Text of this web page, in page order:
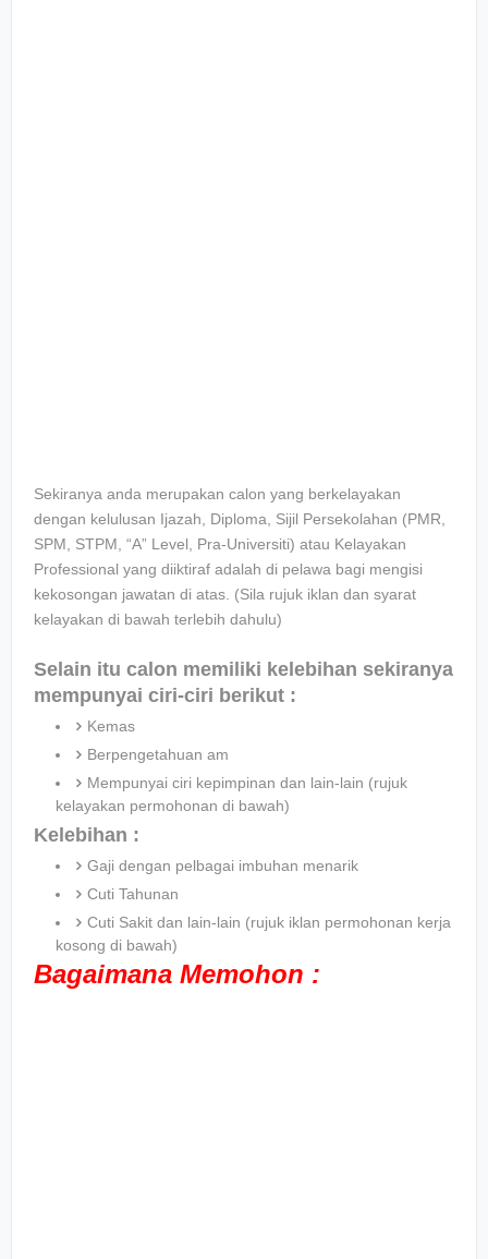
Sekiranya anda merupakan calon yang berkelayakan
dengan kelulusan Ijazah, Diploma, Sijil Persekolahan (PMR,
SPM, STPM, “A” Level, Pra-Universiti) atau Kelayakan
Professional yang diiktiraf adalah di pelawa bagi mengisi
kekosongan jawatan di atas. (Sila rujuk iklan dan syarat
kelayakan di bawah terlebih dahulu)
Selain itu calon memiliki kelebihan sekiranya
mempunyai ciri-ciri berikut :
Kemas
Berpengetahuan am
Mempunyai ciri kepimpinan dan lain-lain (rujuk
kelayakan permohonan di bawah)
Kelebihan :
Gaji dengan pelbagai imbuhan menarik
Cuti Tahunan
Cuti Sakit dan lain-lain (rujuk iklan permohonan kerja
kosong di bawah)
Bagaimana Memohon :